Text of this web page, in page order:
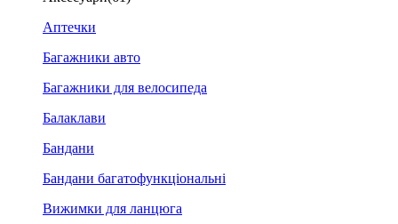
Аптечки
Багажники авто
Багажники для велосипеда
Балаклави
Бандани
Бандани багатофункціональні
Вижимки для ланцюга